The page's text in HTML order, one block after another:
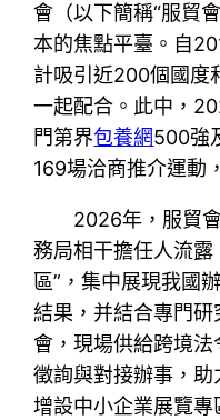
會（以下簡稱“服貿
本的焦點平臺。自
計吸引近200個國度
一起配合。此中，
門第界包養網500強
169場洽商推介運動
2026年，服貿
務局相干擔任人流
區”，集中展現我國
結果，并結合專門
會，現場供給跨境
徵詢與對接辦事，
增設中小企業展覽